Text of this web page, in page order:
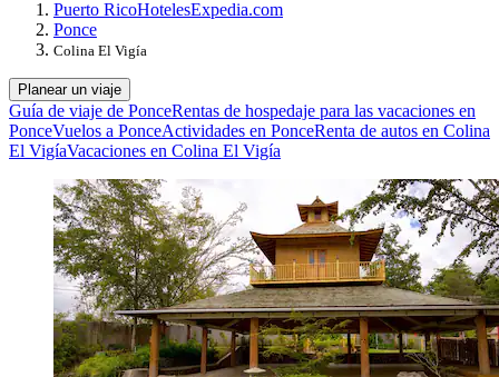
Puerto RicoHotelesExpedia.com
Ponce
Colina El Vigía
Planear un viaje
Guía de viaje de PonceRentas de hospedaje para las vacaciones en
PonceVuelos a PonceActividades en PonceRenta de autos en Colina
El VigíaVacaciones en Colina El Vigía